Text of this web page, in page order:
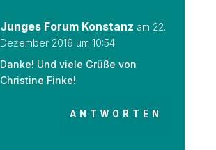
Junges Forum Konstanz am 22.
Dezember 2016 um 10:54
Danke! Und viele Grüße von
Christine Finke!
ANTWORTEN